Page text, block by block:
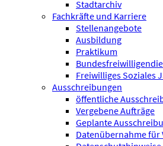
Stadtarchiv
Fachkräfte und Karriere
Stellenangebote
Ausbildung
Praktikum
Freiwilliges Soziales
Ausschreibungen
öffentliche
Vergebene Aufträge
Geplante
Datenübernahme für